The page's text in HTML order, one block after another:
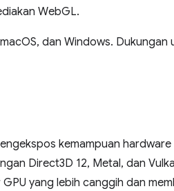
WebGL.
dan Windows.
kemampuan
Direct3D 12, Metal, dan
yang lebih canggih dan